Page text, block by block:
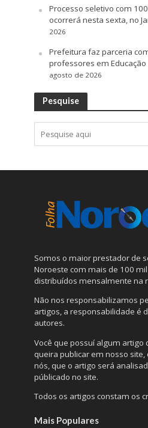
Processo seletivo com
ocorrerá nesta sexta, no
2026
Prefeitura faz parceria
professores em
agosto de 2026
Pesquise
Somos o maior prestador de
Noroeste com mais de 100
distribuídos mensalmente na
Não nos responsabilizamos
artigos, a responsabilidade é
autores.
Você que possuí algum artigo
queira publicar em nosso
nós, que o artigo será
públicado no site.
Todos os artigos constam os
Mais Populares